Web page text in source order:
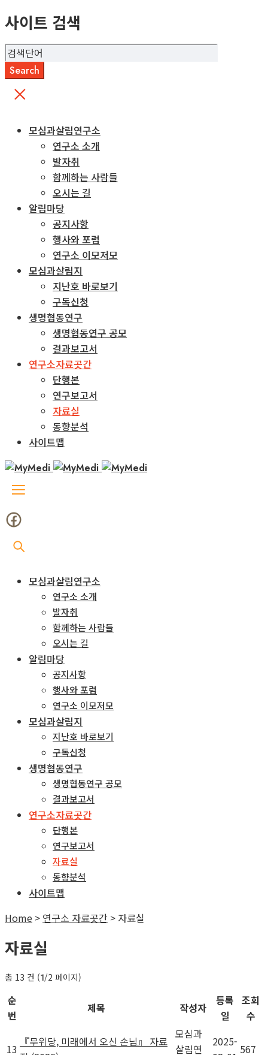
사이트 검색
모심과살림연구소
연구소 소개
발자취
함께하는 사람들
오시는 길
알림마당
공지사항
행사와 포럼
연구소 이모저모
모심과살림지
지난호 바로보기
구독신청
생명협동연구
생명협동연구 공모
결과보고서
연구소자료곳간
단행본
연구보고서
자료실
동향분석
사이트맵
모심과살림연구소
연구소 소개
발자취
함께하는 사람들
오시는 길
알림마당
공지사항
행사와 포럼
연구소 이모저모
모심과살림지
지난호 바로보기
구독신청
생명협동연구
생명협동연구 공모
결과보고서
연구소자료곳간
단행본
연구보고서
자료실
동향분석
사이트맵
Home > 연구소 자료곳간 > 자료실
자료실
총 13 건 (1/2 페이지)
순
번
제목 작성자
등록
일
조회
수
13
『무위당, 미래에서 오신 손님』 자료
모심과
살림연
2025-
567